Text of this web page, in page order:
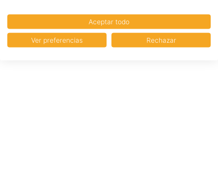
Aceptar todo
Ver preferencias Rechazar